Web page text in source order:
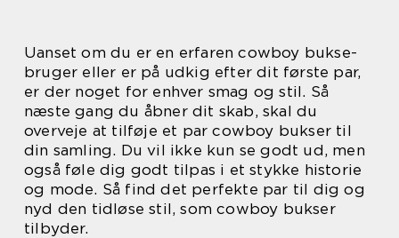
Uanset om du er en erfaren cowboy bukse-
bruger eller er på udkig efter dit første par,
er der noget for enhver smag og stil. Så
næste gang du åbner dit skab, skal du
overveje at tilføje et par cowboy bukser til
din samling. Du vil ikke kun se godt ud, men
også føle dig godt tilpas i et stykke historie
og mode. Så find det perfekte par til dig og
nyd den tidløse stil, som cowboy bukser
tilbyder.